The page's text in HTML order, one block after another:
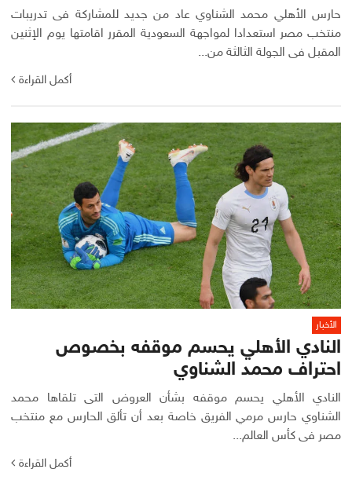
حارس الأهلي محمد الشناوي عاد من جديد للمشاركة فى تدريبات
منتخب مصر استعدادا لمواجهة السعودية المقرر اقامتها يوم الإثنين
المقبل فى الجولة الثالثة من...
أكمل القراءة
الأخبار
النادي الأهلي يحسم موقفه بخصوص
احتراف محمد الشناوي
النادي الأهلي يحسم موقفه بشأن العروض التى تلقاها محمد
الشناوي حارس مرمي الفريق خاصة بعد أن تألق الحارس مع منتخب
مصر فى كأس العالم...
أكمل القراءة